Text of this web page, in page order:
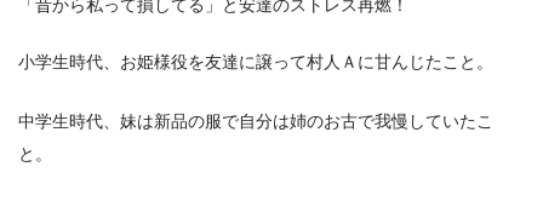
「昔から私って損してる」と安達のストレス再燃！
小学生時代、お姫様役を友達に譲って村人Ａに甘んじたこと。
中学生時代、妹は新品の服で自分は姉のお古で我慢していたこ
と。